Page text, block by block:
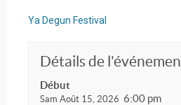
Ya Degun Festival
Détails de
Début
Sam Août 15, 2026 6:00 pm